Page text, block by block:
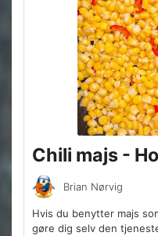
Chili majs -
Brian Nørvig
Hvis du benytter majs
gøre dig selv den